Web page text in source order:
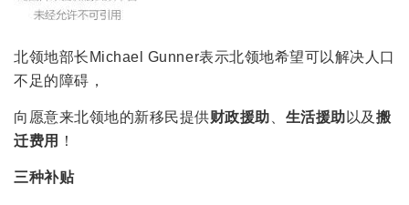
北领地部长Michael Gunner表示北领地希望可以解决人口
不足的障碍，
向愿意来北领地的新移民提供财政援助 生活援助 以及 搬
迁费用
！
三种补贴